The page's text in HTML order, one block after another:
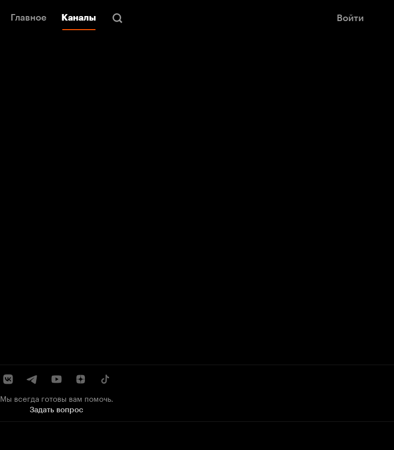
Главное Каналы Войти
Мы всегда готовы вам помочь.
Задать вопрос